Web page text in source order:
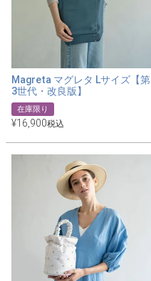
Magreta マグレタ Lサイズ【第
3世代・改良版】
在庫限り
¥16,900税込